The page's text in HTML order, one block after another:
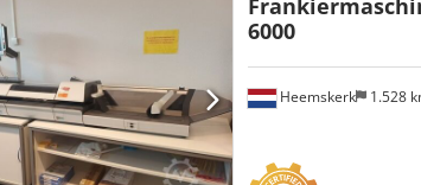
Heemskerk 1.528
6000